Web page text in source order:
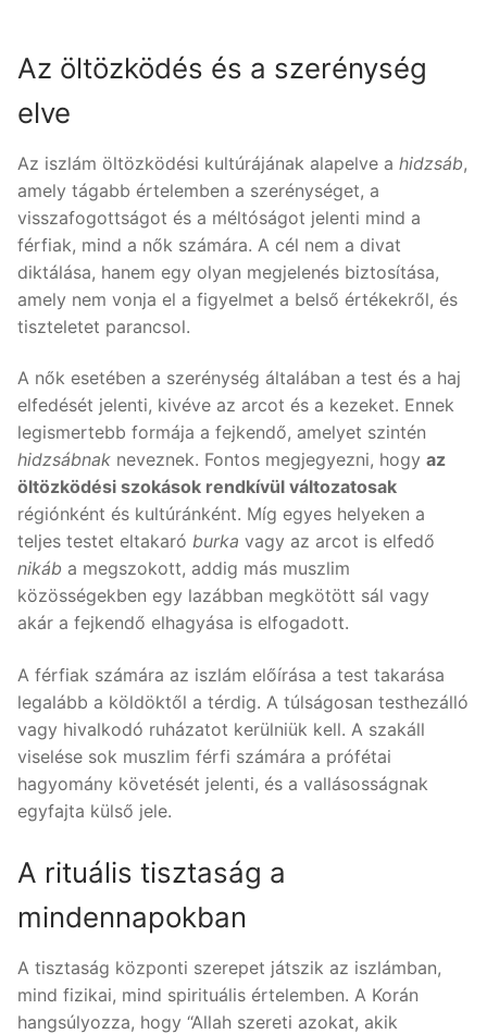
Az öltözködés és a szerénység
elve
Az iszlám öltözködési kultúrájának alapelve a hidzsáb,
amely tágabb értelemben a szerénységet, a
visszafogottságot és a méltóságot jelenti mind a
férfiak, mind a nők számára. A cél nem a divat
diktálása, hanem egy olyan megjelenés biztosítása,
amely nem vonja el a figyelmet a belső értékekről, és
tiszteletet parancsol.
A nők esetében a szerénység általában a test és a haj
elfedését jelenti, kivéve az arcot és a kezeket. Ennek
legismertebb formája a fejkendő, amelyet szintén
hidzsábnak neveznek. Fontos megjegyezni, hogy az
öltözködési szokások rendkívül változatosak
régiónként és kultúránként. Míg egyes helyeken a
teljes testet eltakaró burka vagy az arcot is elfedő
nikáb a megszokott, addig más muszlim
közösségekben egy lazábban megkötött sál vagy
akár a fejkendő elhagyása is elfogadott.
A férfiak számára az iszlám előírása a test takarása
legalább a köldöktől a térdig. A túlságosan testhezálló
vagy hivalkodó ruházatot kerülniük kell. A szakáll
viselése sok muszlim férfi számára a prófétai
hagyomány követését jelenti, és a vallásosságnak
egyfajta külső jele.
A rituális tisztaság a
mindennapokban
A tisztaság központi szerepet játszik az iszlámban,
mind fizikai, mind spirituális értelemben. A Korán
hangsúlyozza, hogy “Allah szereti azokat, akik